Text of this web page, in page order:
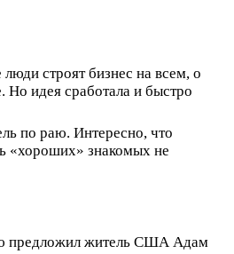
строят бизнес на всем, о
Но идея сработала и быстро
по раю. Интересно, что
«хороших» знакомых не
предложил житель США Адам